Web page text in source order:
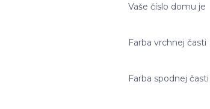
Vaše číslo domu je
Farba vrchnej časti
Farba spodnej časti